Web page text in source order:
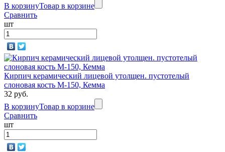
В корзинуТовар в корзине
Сравнить
шт
Кирпич керамический лицевой утолщен. пустотелый
слоновая кость М-150, Кемма
32 руб.
В корзинуТовар в корзине
Сравнить
шт